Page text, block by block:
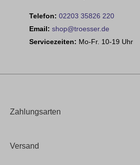
Telefon: 02203 35826 220
Email: shop@troesser.de
Servicezeiten: Mo-Fr. 10-19 Uhr
Zahlungsarten
Versand